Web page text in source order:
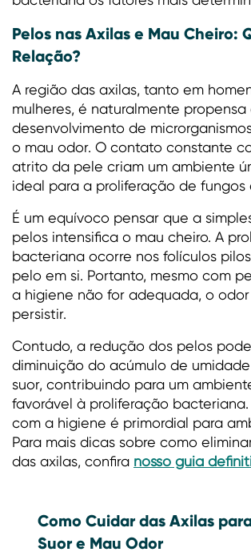
Pelos nas Axilas e Mau Cheiro:
Relação?
A região das axilas, tanto em
mulheres, é naturalmente propensa
desenvolvimento de
o mau odor. O contato constante
atrito da pele criam um ambiente
ideal para a proliferação de fungos
É um equívoco pensar que a
pelos intensifica o mau cheiro. A
bacteriana ocorre nos folículos
pelo em si. Portanto, mesmo com
a higiene não for adequada, o
persistir.
Contudo, a redução dos pelos
diminuição do acúmulo de
suor, contribuindo para um
favorável à proliferação
com a higiene é primordial para
Para mais dicas sobre como
das axilas, confira nosso guia
Como Cuidar das Axilas
Suor e Mau Odor